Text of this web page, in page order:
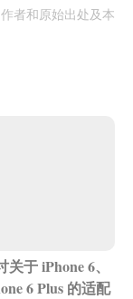
者和原始出处及本
关于 iPhone 6、
6 Plus 的适配